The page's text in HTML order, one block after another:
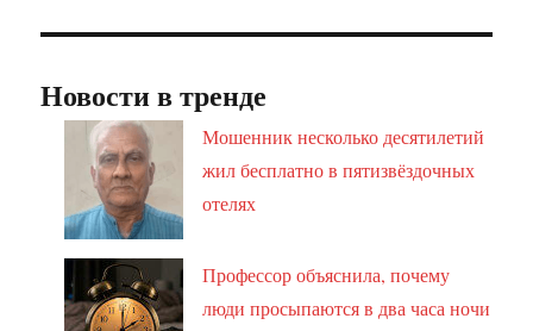
Новости в тренде
Мошенник несколько десятилетий
жил бесплатно в пятизвёздочных
отелях
Профессор объяснила, почему
люди просыпаются в два часа ночи